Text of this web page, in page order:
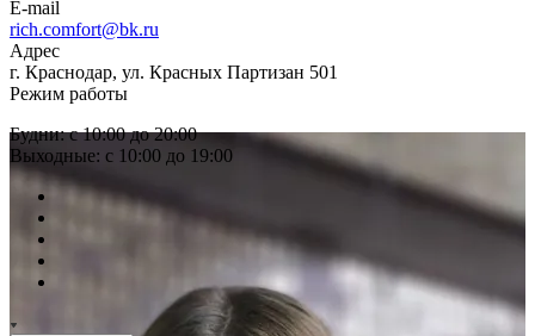
E-mail
rich.comfort@bk.ru
Адрес
г. Краснодар, ул. Красных Партизан 501
Режим работы
Будни: с 10:00 до 20:00
Выходные: с 10:00 до 19:00